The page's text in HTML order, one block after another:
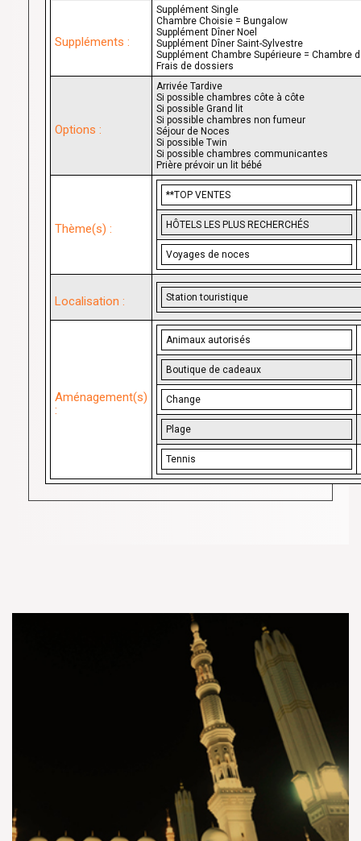
Suppléments :
Supplément Single
Chambre Choisie = Bungalow
Supplément Dîner Noel
Supplément Dîner Saint-Sylvestre
Supplément Chambre Supérieure = Chambre
Frais de dossiers
Options :
Arrivée Tardive
Si possible chambres côte à côte
Si possible Grand lit
Si possible chambres non fumeur
Séjour de Noces
Si possible Twin
Si possible chambres communicantes
Prière prévoir un lit bébé
Thème(s) :
**TOP VENTES
HÔTELS LES PLUS RECHERCHÉS
Voyages de noces
Localisation : Station touristique
Aménagement(s)
:
Animaux autorisés
Boutique de cadeaux
Change
Plage
Tennis